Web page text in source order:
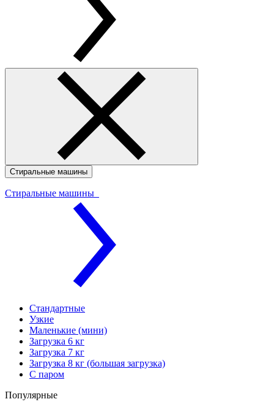
Стиральные машины
Стиральные машины
Стандартные
Узкие
Маленькие (мини)
Загрузка 6 кг
Загрузка 7 кг
Загрузка 8 кг (большая загрузка)
С паром
Популярные